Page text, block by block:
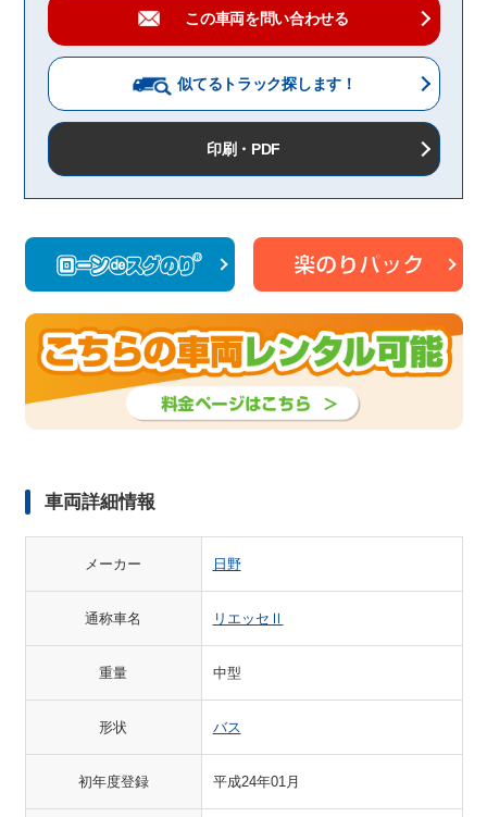
この車両を問い合わせる
似てるトラック探します！
印刷・PDF
車両詳細情報
メーカー 日野
通称車名 リエッセⅡ
重量 中型
形状 バス
初年度登録 平成24年01月